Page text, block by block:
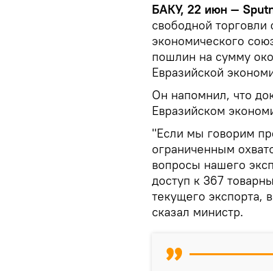
БАКУ, 22 июн —
свободной
экономического
пошлин на сумму
Евразийской
Он напомнил, что
Евразийском
"Если мы говорим
ограниченным
вопросы нашего
доступ к 367
текущего экспорта,
сказал министр.